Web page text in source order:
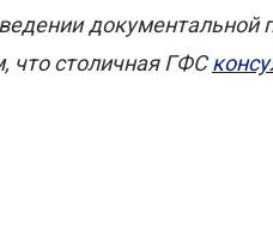
документальной
что столичная ГФС